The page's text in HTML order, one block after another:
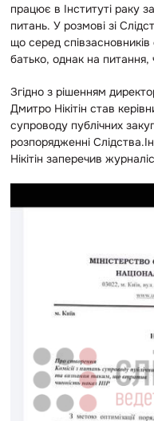
працює в Інституті раку
питань. У розмові зі
що серед
батько, однак на
Згідно з рішенням
Дмитро Нікітін став
супроводу публічних
розпорядженні
Нікітін заперечив